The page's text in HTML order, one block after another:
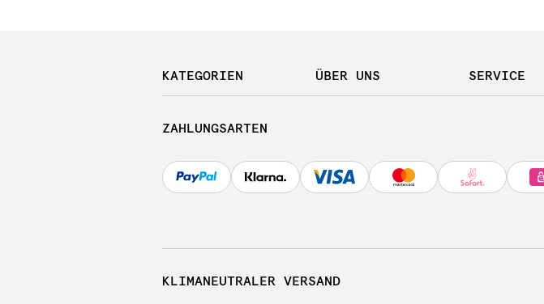
KATEGORIEN ÜBER UNS SERVICE
ZAHLUNGSARTEN
KLIMANEUTRALER VERSAND